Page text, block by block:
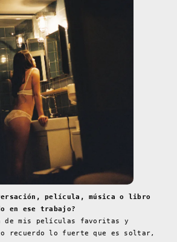
película, música o libro
en ese trabajo?
de mis películas favoritas y
recuerdo lo fuerte que es soltar,